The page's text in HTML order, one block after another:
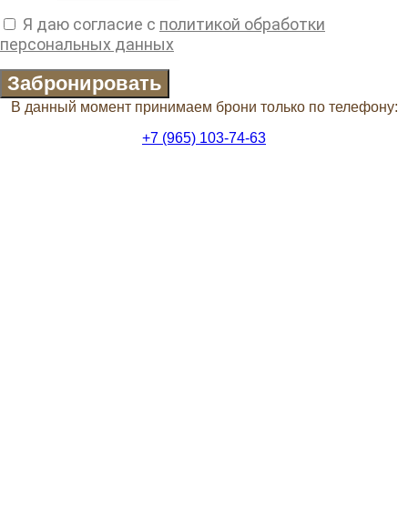
Я даю согласие с политикой обработки
персональных данных
Забронировать
В данный момент принимаем брони только по телефону:
+7 (965) 103-74-63